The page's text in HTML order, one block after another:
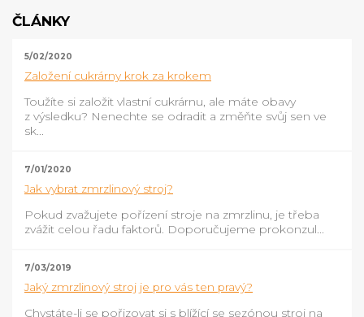
ČLÁNKY
5/02/2020
Založení cukrárny krok za krokem
Toužíte si založit vlastní cukrárnu, ale máte obavy
z výsledku? Nenechte se odradit a změňte svůj sen ve
sk...
7/01/2020
Jak vybrat zmrzlinový stroj?
Pokud zvažujete pořízení stroje na zmrzlinu, je třeba
zvážit celou řadu faktorů. Doporučujeme prokonzul...
7/03/2019
Jaký zmrzlinový stroj je pro vás ten pravý?
Chystáte-li se pořizovat si s blížící se sezónou stroj na